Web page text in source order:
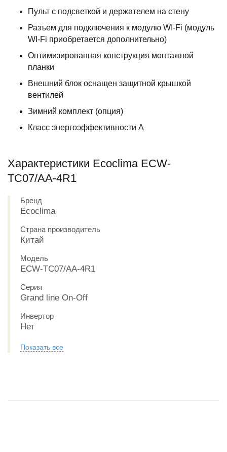
Пульт с подсветкой и держателем на стену
Разъем для подключения к модулю WI-Fi (модуль
WI-Fi приобретается дополнительно)
Оптимизированная конструкция монтажной
планки
Внешний блок оснащен защитной крышкой
вентилей
Зимний комплект (опция)
Класс энергоэффективности A
Характеристики Ecoclima ECW-
TC07/AA-4R1
Бренд
Ecoclima
Страна производитель
Китай
Модель
ECW-TC07/AA-4R1
Серия
Grand line On-Off
Инвертор
Нет
Показать все